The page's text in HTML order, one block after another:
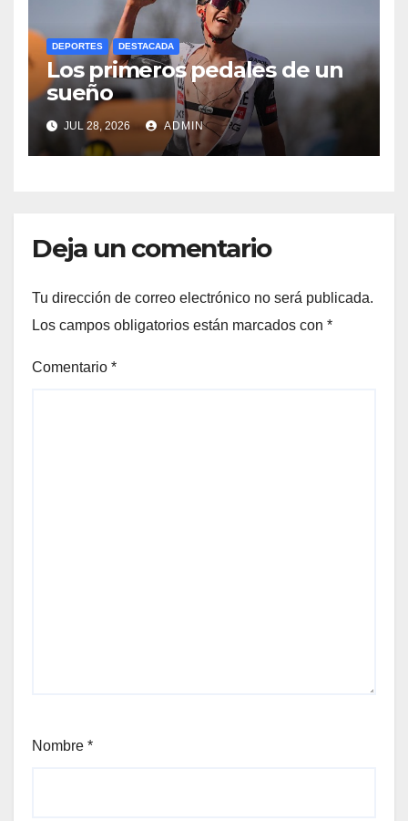
DEPORTES DESTACADA
Los primeros pedales de un
sueño
JUL 28, 2026 ADMIN
Deja un comentario
Tu dirección de correo electrónico no será publicada.
Los campos obligatorios están marcados con *
Comentario *
Nombre *